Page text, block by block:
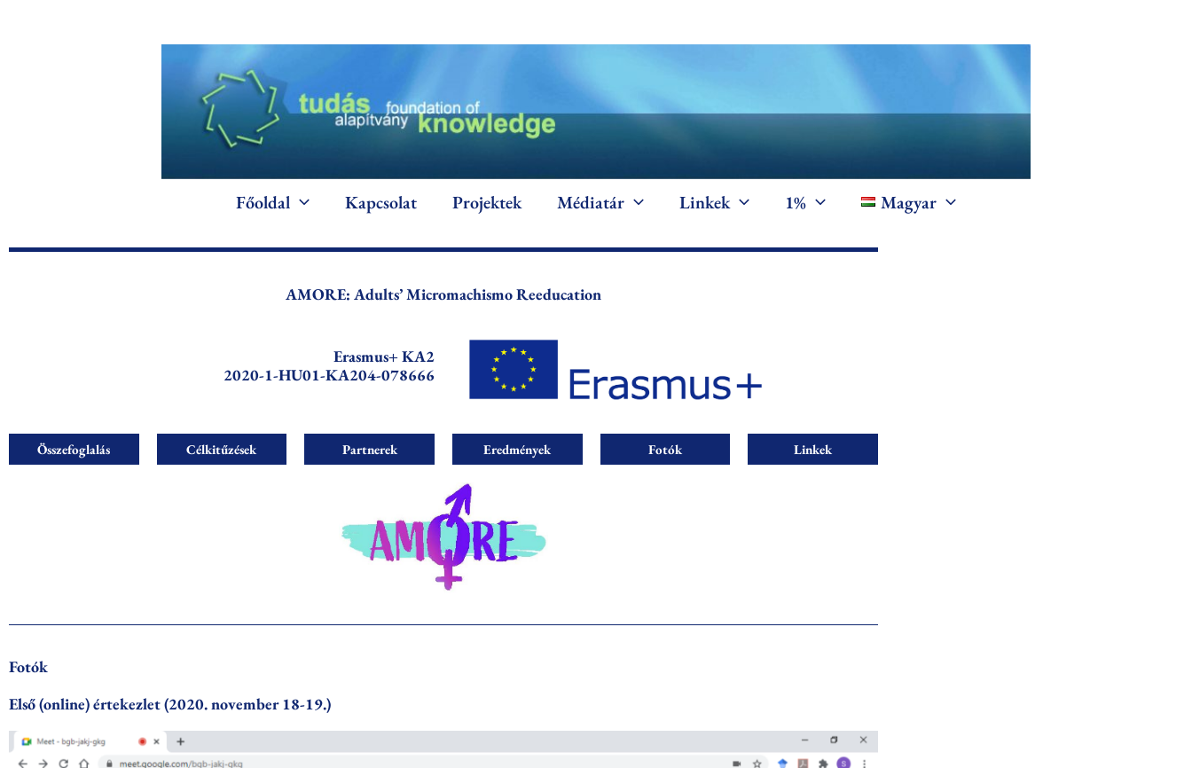
Főoldal Kapcsolat Projektek Médiatár Linkek 1% Magyar
AMORE: Adults’ Micromachismo Reeducation
Erasmus+ KA2
2020-1-HU01-KA204-078666
Összefoglalás Célkitűzések Partnerek Eredmények Fotók Linkek
Fotók
Első (online) értekezlet (2020. november 18-19.)